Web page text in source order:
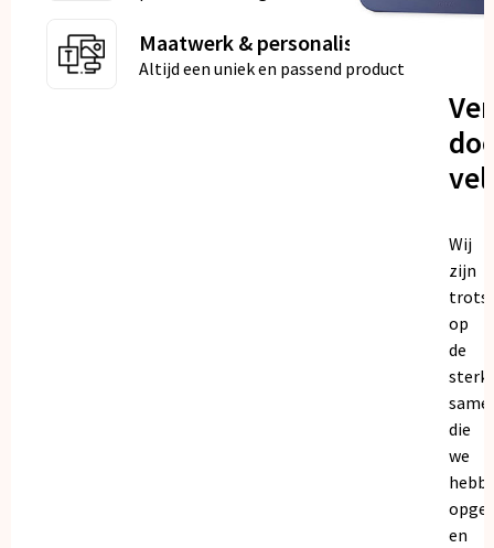
Maatwerk & personalisatie
Altijd een uniek en passend product
Wij
zijn
trots
op
de
die
we
en